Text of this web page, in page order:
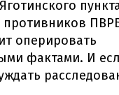
противников
оперировать
фактами. И